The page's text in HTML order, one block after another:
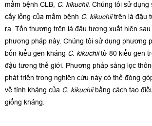
mầm bệnh CLB, C. kikuchii. Chúng tôi sử
cấy lỏng của mầm bệnh C. kikuchiitrên lá đậu
ra. Tổn thương trên lá đậu tương xuất hiện sau
phương pháp này. Chúng tôi sử dụng phương
bốn kiểu gen kháng C. kikuchiitừ 80 kiểu gen
đậu tương thế giới. Phương pháp sàng lọc
phát triển trong nghiên cứu này có thể đóng
về tính kháng của C. kikuchiibằng cách tạo
giống kháng.